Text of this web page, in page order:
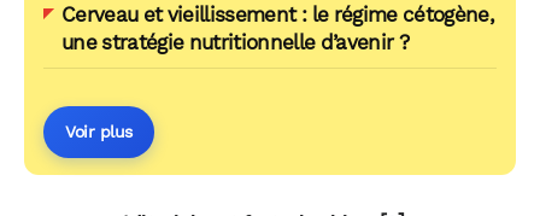
Cerveau et vieillissement : le régime cétogène,
une stratégie nutritionnelle d’avenir ?
Voir plus